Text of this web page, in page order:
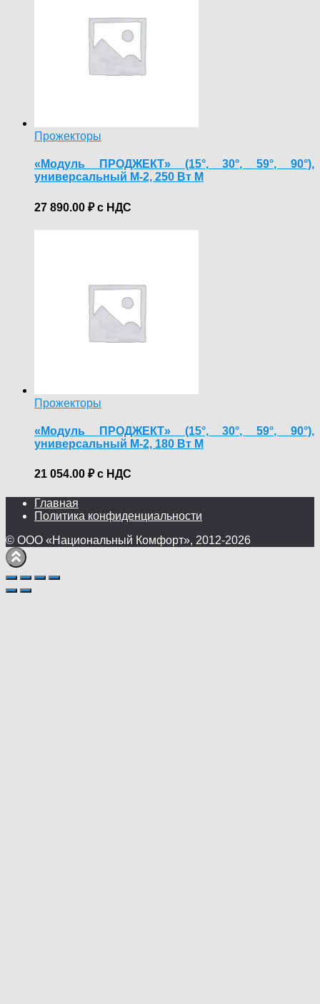
Прожекторы
«Модуль ПРОДЖЕКТ» (15°, 30°, 59°, 90°),
универсальный М-2, 250 Вт M
27 890.00 ₽с НДС
Прожекторы
«Модуль ПРОДЖЕКТ» (15°, 30°, 59°, 90°),
универсальный М-2, 180 Вт M
21 054.00 ₽с НДС
Главная
Политика конфиденциальности
© ООО «Национальный Комфорт», 2012-2026